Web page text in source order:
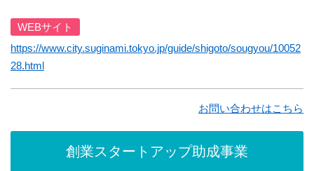
WEBサイト
https://www.city.suginami.tokyo.jp/guide/shigoto/sougyou/10052
28.html
お問い合わせはこちら
創業スタートアップ助成事業